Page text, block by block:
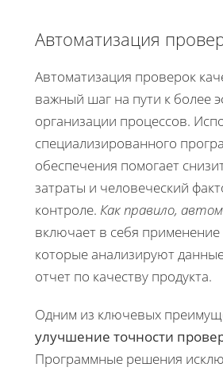
Автоматизация
Автоматизация проверок
важный шаг на пути к более
организации процессов.
специализированного
обеспечения помогает
затраты и человеческий
контроле. Как правило,
включает в себя применение
которые анализируют
отчет по качеству продукта.
Одним из ключевых
улучшение точности
Программные решения